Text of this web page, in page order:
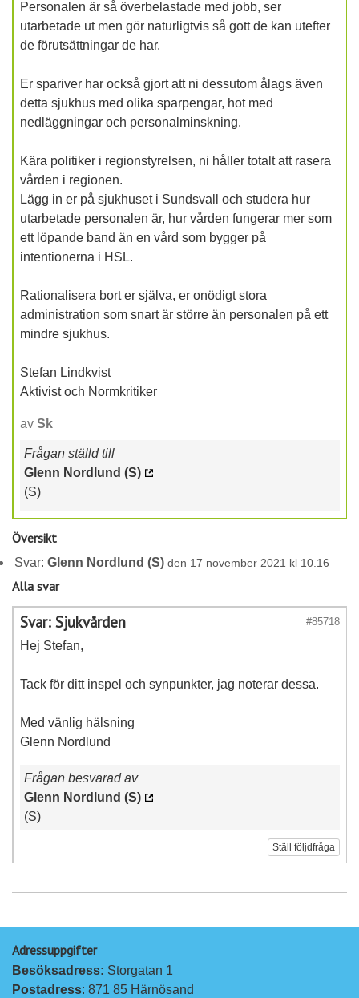
Personalen är så överbelastade med jobb, ser
utarbetade ut men gör naturligtvis så gott de kan utefter
de förutsättningar de har.
Er spariver har också gjort att ni dessutom ålags även
detta sjukhus med olika sparpengar, hot med
nedläggningar och personalminskning.
Kära politiker i regionstyrelsen, ni håller totalt att rasera
vården i regionen.
Lägg in er på sjukhuset i Sundsvall och studera hur
utarbetade personalen är, hur vården fungerar mer som
ett löpande band än en vård som bygger på
intentionerna i HSL.
Rationalisera bort er själva, er onödigt stora
administration som snart är större än personalen på ett
mindre sjukhus.
Stefan Lindkvist
Aktivist och Normkritiker
av Sk
Frågan ställd till
Glenn Nordlund (S)
(S)
Översikt
Svar:Glenn Nordlund (S) den 17 november 2021 kl 10.16
Alla svar
#85718
Svar: Sjukvården
Hej Stefan,
Tack för ditt inspel och synpunkter, jag noterar dessa.
Med vänlig hälsning
Glenn Nordlund
Frågan besvarad av
Glenn Nordlund (S)
(S)
Ställ följdfråga
Adressuppgifter
Besöksadress: Storgatan 1
Postadress: 871 85 Härnösand